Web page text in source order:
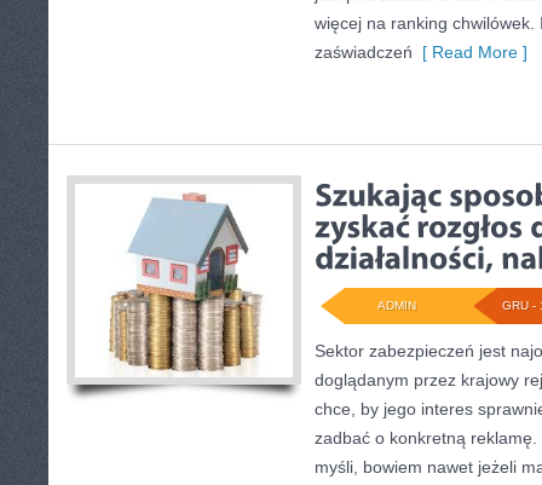
więcej na ranking
zaświadczeń [ Read More ]
GRU -
ADMIN
Sektor zabezpieczeń jest
doglądanym przez krajowy
chce, by jego interes
zadbać o konkretną
myśli, bowiem nawet jeżeli